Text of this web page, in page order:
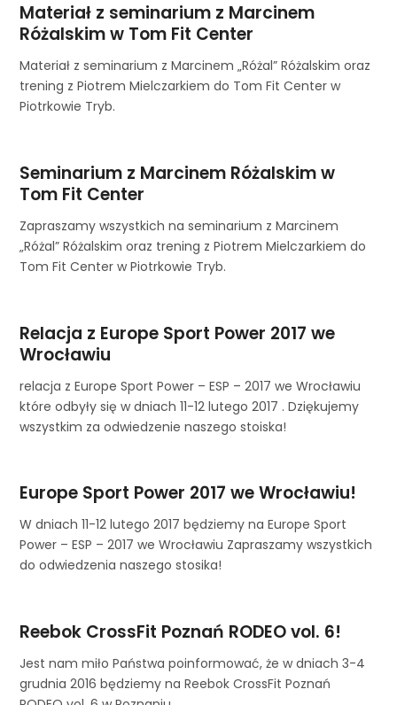
Materiał z seminarium z Marcinem
Różalskim w Tom Fit Center
Materiał z seminarium z Marcinem „Różal” Różalskim oraz
trening z Piotrem Mielczarkiem do Tom Fit Center w
Piotrkowie Tryb.
Seminarium z Marcinem Różalskim w
Tom Fit Center
Zapraszamy wszystkich na seminarium z Marcinem
„Różal” Różalskim oraz trening z Piotrem Mielczarkiem do
Tom Fit Center w Piotrkowie Tryb.
Relacja z Europe Sport Power 2017 we
Wrocławiu
relacja z Europe Sport Power – ESP – 2017 we Wrocławiu
które odbyły się w dniach 11-12 lutego 2017 . Dziękujemy
wszystkim za odwiedzenie naszego stoiska!
Europe Sport Power 2017 we Wrocławiu!
W dniach 11-12 lutego 2017 będziemy na Europe Sport
Power – ESP – 2017 we Wrocławiu Zapraszamy wszystkich
do odwiedzenia naszego stosika!
Reebok CrossFit Poznań RODEO vol. 6!
Jest nam miło Państwa poinformować, że w dniach 3-4
grudnia 2016 będziemy na Reebok CrossFit Poznań